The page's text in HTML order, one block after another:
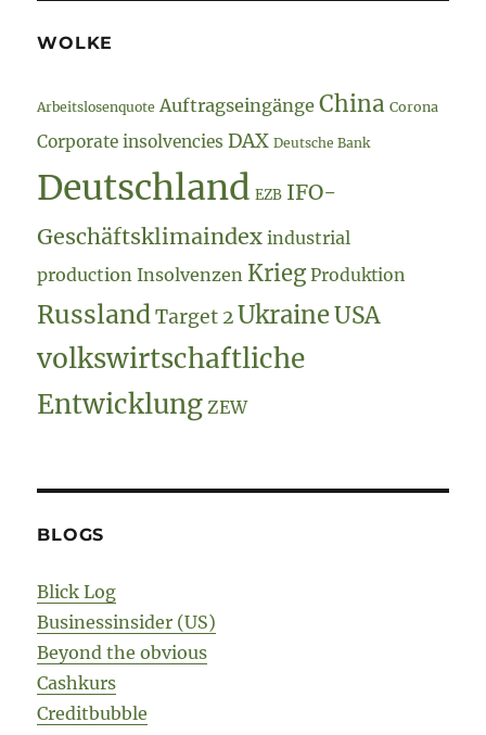
WOLKE
Arbeitslosenquote Auftragseingänge China Corona
Corporate insolvencies DAX Deutsche Bank
Deutschland EZB IFO-
Geschäftsklimaindex industrial
production Insolvenzen Krieg Produktion
Russland Target 2 Ukraine USA
volkswirtschaftliche
Entwicklung ZEW
BLOGS
Blick Log
Businessinsider (US)
Beyond the obvious
Cashkurs
Creditbubble